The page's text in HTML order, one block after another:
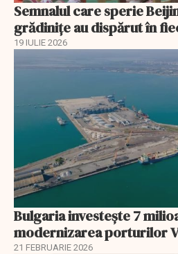
Semnalul care sperie
grădinițe au dispărut în
19 IULIE 2026
Bulgaria investește 7
modernizarea porturilor
21 FEBRUARIE 2026